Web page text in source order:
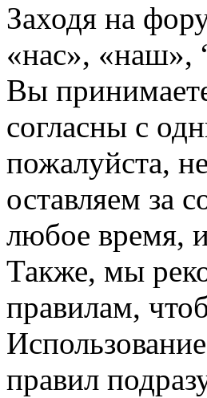
Заходя на
«нас», «наш»,
Вы
согласны с
пожалуйста,
оставляем за
любое время,
Также, мы
правилам,
правил